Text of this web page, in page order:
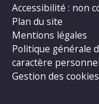
Accessibilité : non
Plan du site
Mentions légales
Politique générale
caractère personnel
Gestion des cookies